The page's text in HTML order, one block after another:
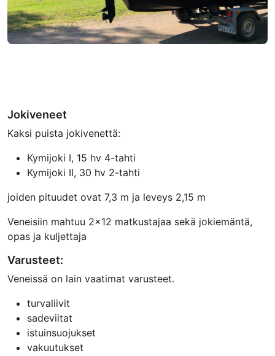
Jokiveneet
Kaksi puista jokivenettä:
Kymijoki I, 15 hv 4-tahti
Kymijoki II, 30 hv 2-tahti
joiden pituudet ovat 7,3 m ja leveys 2,15 m
Veneisiin mahtuu 2x12 matkustajaa sekä jokiemäntä,
opas ja kuljettaja
Varusteet:
Veneissä on lain vaatimat varusteet.
turvaliivit
sadeviitat
istuinsuojukset
vakuutukset